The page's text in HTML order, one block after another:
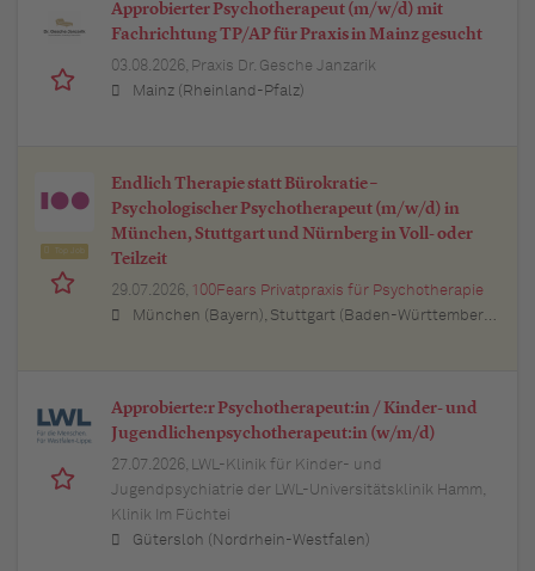
Approbierter Psychotherapeut (m/w/d) mit
Fachrichtung TP/AP für Praxis in Mainz gesucht
03.08.2026, Praxis Dr. Gesche Janzarik
Mainz (Rheinland-Pfalz)
Endlich Therapie statt Bürokratie –
Psychologischer Psychotherapeut (m/w/d) in
München, Stuttgart und Nürnberg in Voll- oder
Teilzeit
29.07.2026, 100Fears Privatpraxis für Psychotherapie
München (Bayern), Stuttgart (Baden-Württemberg), Nürnberg (Bayern), Esslingen am Neckar (Baden-Württemberg), Ludwigsburg (Baden-Württemberg), Sindelfingen (Baden-Württemberg), Böblingen (Baden-Württemberg), Waiblingen (Baden-Württemberg), Heilbronn (Baden-Württemberg), Reutlingen (Baden-Württemberg), Tübingen (Baden-Württemberg), Aalen (Baden-Württemberg), Schwäbisch Gmünd (Baden-Württemberg), Karlsruhe (Baden-Württemberg), Mannheim (Baden-Württemberg), Ulm (Baden-Württemberg), Pforzheim (Baden-Württemberg), Offenburg (Baden-Württemberg), Göppingen (Baden-Württemberg), Baden-Baden (Baden-Württemberg), Heidenheim an der Brenz (Baden-Württemberg), Ingolstadt (Bayern), Erlangen (Bayern), Regensburg (Bayern), Bamberg (Bayern), Bayreuth (Bayern)
Approbierte:r Psychotherapeut:in / Kinder- und
Jugendlichenpsychotherapeut:in (w/m/d)
27.07.2026, LWL-Klinik für Kinder- und
Jugendpsychiatrie der LWL-Universitätsklinik Hamm,
Klinik Im Füchtei
Gütersloh (Nordrhein-Westfalen)